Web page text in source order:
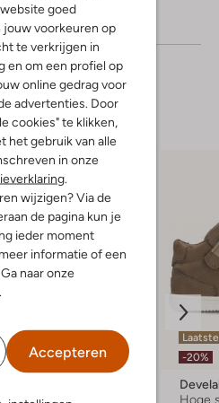
goed
voorkeuren op
te verkrijgen in
en om een profiel op
online gedrag voor
advertenties. Door
cookies" te klikken,
het gebruik van alle
in onze
wijzigen? Via de
de pagina kun je
ieder moment
informatie of een
naar onze
Accepteren
-60%
Hoge sneakers
-20%
Hoge